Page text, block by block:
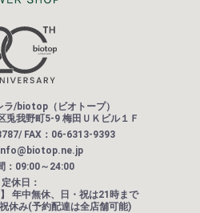
ラ/biotop（ビオトープ）
兎我野町5-9 梅田ＵＫビル１Ｆ
FAX：06-6313-9393
：09:00～24:00
定休日：
年中無休、日・祝は21時まで
休み(予約配達は全店舗可能)